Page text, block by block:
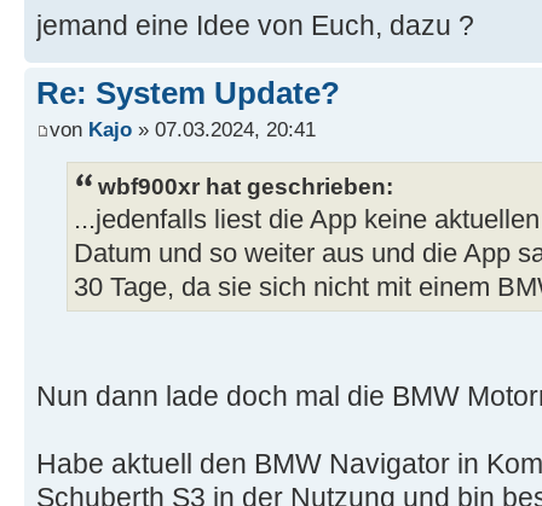
jemand eine Idee von Euch, dazu ?
Re: System Update?
von Kajo » 07.03.2024, 20:41
wbf900xr hat geschrieben:
...jedenfalls liest die App keine
Datum und so weiter aus und die App
30 Tage, da sie sich nicht mit einem
Nun dann lade doch mal die BMW
Habe aktuell den BMW Navigator in
Schuberth S3 in der Nutzung und bin